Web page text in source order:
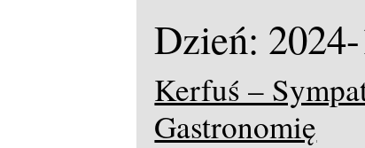
Dzień:
Kerfuś –
Gastronomię